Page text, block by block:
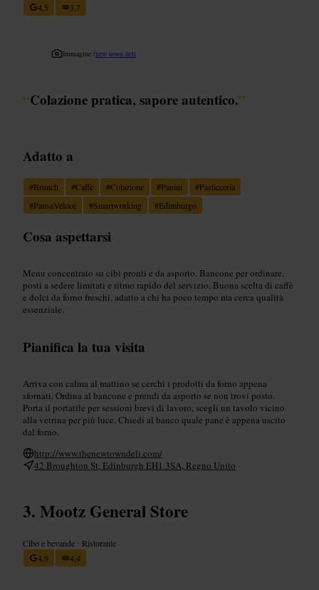
4,5
3,7
Immagine /new town deli
“Colazione pratica, sapore autentico.”
Adatto a
#Brunch #Caffè #Colazione #Panini #Pasticceria
#PausaVeloce #Smartworking #Edimburgo
Cosa aspettarsi
Menu concentrato su cibi pronti e da asporto. Bancone per ordinare,
posti a sedere limitati e ritmo rapido del servizio. Buona scelta di caffè
e dolci da forno freschi, adatto a chi ha poco tempo ma cerca qualità
essenziale.
Pianifica la tua visita
Arriva con calma al mattino se cerchi i prodotti da forno appena
sfornati. Ordina al bancone e prendi da asporto se non trovi posto.
Porta il portatile per sessioni brevi di lavoro, scegli un tavolo vicino
alla vetrina per più luce. Chiedi al banco quale pane è appena uscito
dal forno.
http://www.thenewtowndeli.com/
42 Broughton St, Edinburgh EH1 3SA, Regno Unito
Mootz General Store
Cibo e bevande • Ristorante
4,9
4,4